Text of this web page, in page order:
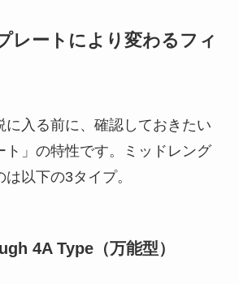
レートにより変わるフィ
に入る前に、確認しておきたい
ト」の特性です。ミッドレング
以下の3タイプ。
4A Type（万能型）